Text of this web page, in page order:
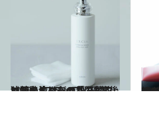
2023.11.28
独特の4ステップ、洗顔後に即乳液…あの「国民的コスメ」はなぜ熱狂的ファンを生んだのか
ビューティ＆ヘルス 懐かしのコスメ「インウイ」が復活！ SHISEIDO THE STOREで試した ファンデーションの進化に驚き
ビ